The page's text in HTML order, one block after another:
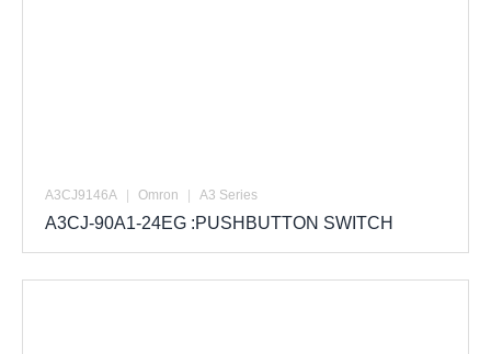
A3CJ9146A Omron A3 Series
A3CJ-90A1-24EG :PUSHBUTTON SWITCH